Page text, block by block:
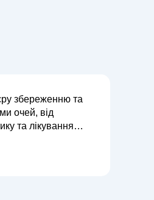
збереженню та
очей, від